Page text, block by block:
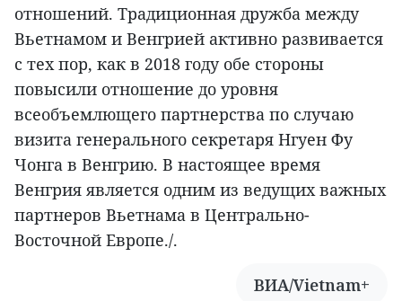
отношений. Традиционная дружба между
Вьетнамом и Венгрией активно развивается
с тех пор, как в 2018 году обе стороны
повысили отношение до уровня
всеобъемлющего партнерства по случаю
визита генерального секретаря Нгуен Фу
Чонга в Венгрию. В настоящее время
Венгрия является одним из ведущих важных
партнеров Вьетнама в Центрально-
Восточной Европе./.
ВИА/Vietnam+